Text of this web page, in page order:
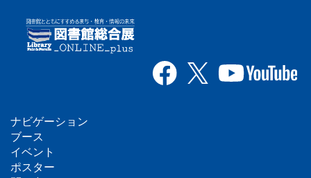
フ
ッ
ナビゲーション
ブース
イベント
ポスター